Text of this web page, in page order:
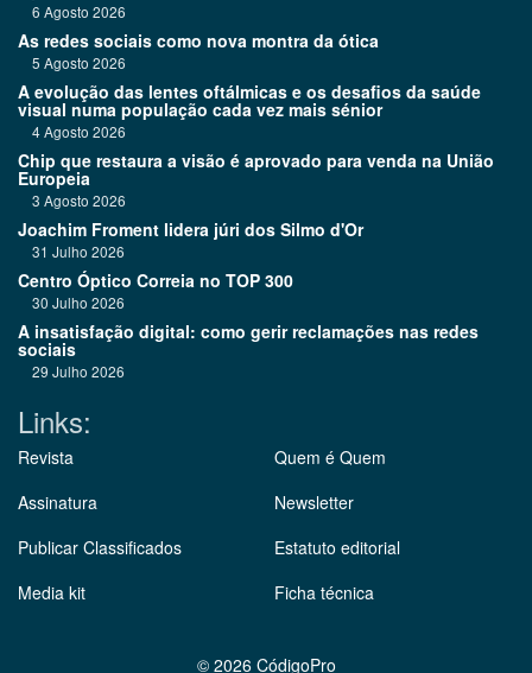
6 Agosto 2026
As redes sociais como nova montra da ótica
5 Agosto 2026
A evolução das lentes oftálmicas e os desafios da saúde
visual numa população cada vez mais sénior
4 Agosto 2026
Chip que restaura a visão é aprovado para venda na União
Europeia
3 Agosto 2026
Joachim Froment lidera júri dos Silmo d'Or
31 Julho 2026
Centro Óptico Correia no TOP 300
30 Julho 2026
A insatisfação digital: como gerir reclamações nas redes
sociais
29 Julho 2026
Links:
Revista
Assinatura
Publicar Classificados
Media kit
Quem é Quem
Newsletter
Estatuto editorial
Ficha técnica
© 2026 CódigoPro